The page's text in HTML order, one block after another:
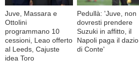
Juve, Massara e
Ottolini
programmano 10
cessioni, Leao offerto
al Leeds, Cajuste
idea Toro
Pedullà: 'Juve, non
dovresti prendere
Suzuki in affitto, il
Napoli paga il dazio
di Conte'